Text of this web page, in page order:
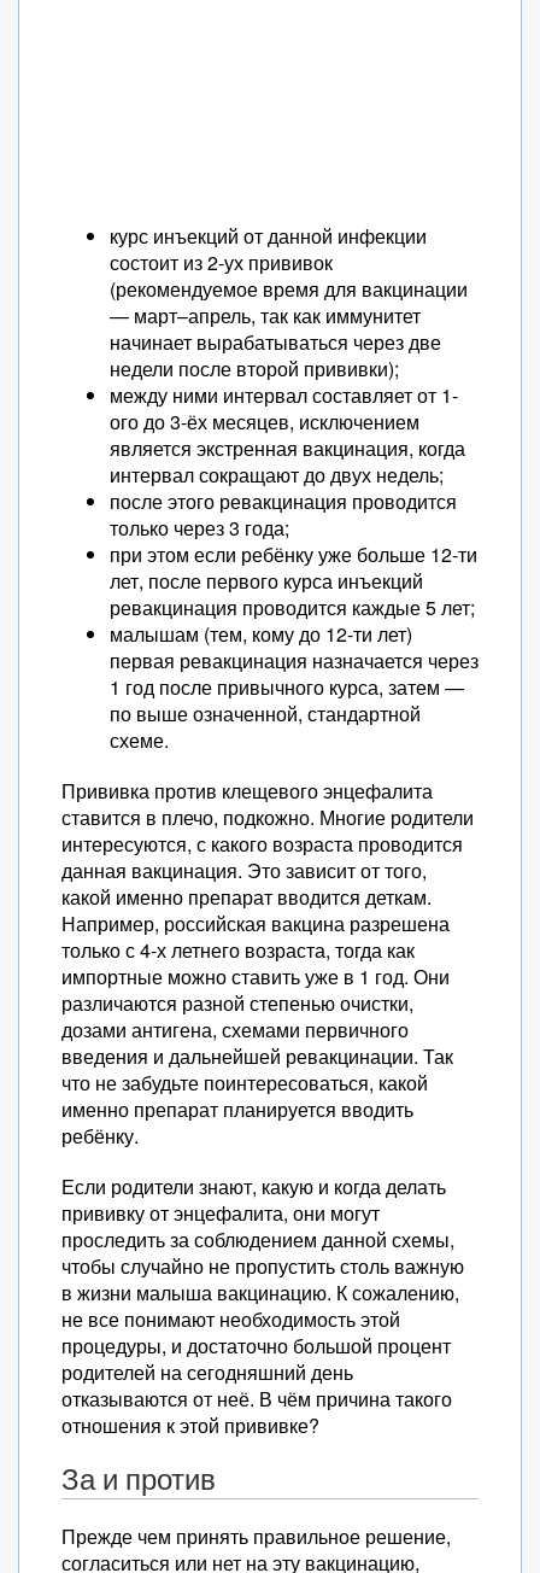
курс инъекций от данной инфекции
состоит из 2-ух прививок
(рекомендуемое время для вакцинации
— март–апрель, так как иммунитет
начинает вырабатываться через две
недели после второй прививки);
между ними интервал составляет от 1-
ого до 3-ёх месяцев, исключением
является экстренная вакцинация, когда
интервал сокращают до двух недель;
после этого ревакцинация проводится
только через 3 года;
при этом если ребёнку уже больше 12-ти
лет, после первого курса инъекций
ревакцинация проводится каждые 5 лет;
малышам (тем, кому до 12-ти лет)
первая ревакцинация назначается через
1 год после привычного курса, затем —
по выше означенной, стандартной
схеме.
Прививка против клещевого энцефалита
ставится в плечо, подкожно. Многие родители
интересуются, с какого возраста проводится
данная вакцинация. Это зависит от того,
какой именно препарат вводится деткам.
Например, российская вакцина разрешена
только с 4-х летнего возраста, тогда как
импортные можно ставить уже в 1 год. Они
различаются разной степенью очистки,
дозами антигена, схемами первичного
введения и дальнейшей ревакцинации. Так
что не забудьте поинтересоваться, какой
именно препарат планируется вводить
ребёнку.
Если родители знают, какую и когда делать
прививку от энцефалита, они могут
проследить за соблюдением данной схемы,
чтобы случайно не пропустить столь важную
в жизни малыша вакцинацию. К сожалению,
не все понимают необходимость этой
процедуры, и достаточно большой процент
родителей на сегодняшний день
отказываются от неё. В чём причина такого
отношения к этой прививке?
За и против
Прежде чем принять правильное решение,
согласиться или нет на эту вакцинацию,